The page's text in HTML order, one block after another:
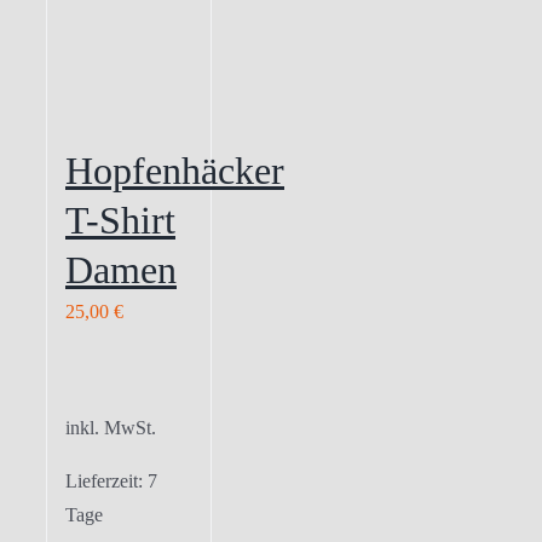
Hopfenhäcker
T-Shirt
Damen
25,00 €
inkl. MwSt.
Lieferzeit: 7
Tage